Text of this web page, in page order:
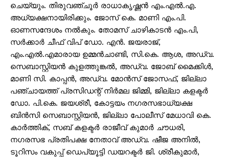
ചെയ്യും. തിരുവഞ്ചൂർ രാധാകൃഷ്ണൻ എം.എൽ.എ.
അധ്യക്ഷനായിരിക്കും. ജോസ് കെ. മാണി എം.പി.
ഓണസന്ദേശം നൽകും. തോമസ് ചാഴികാടൻ എം.പി,
സർക്കാർ ചീഫ് വിപ് ഡോ. എൻ. ജയരാജ്,
എം.എൽ.എമാരായ ഉമ്മൻചാണ്ടി, സി.കെ. ആശ, അഡ്വ.
സെബാസ്റ്റിയൻ കുളത്തുങ്കൽ, അഡ്വ. ജോബ് മൈക്കിൾ,
മാണി സി. കാപ്പൻ, അഡ്വ. മോൻസ് ജോസഫ്, ജില്ലാ
പഞ്ചായത്ത് പ്രസിഡന്റ് നിർമല ജിമ്മി, ജില്ലാ കളക്ടർ
ഡോ. പി.കെ. ജയശ്രീ, കോട്ടയം നഗരസഭാധ്യക്ഷ
ബിൻസി സെബാസ്റ്റിയൻ, ജില്ലാ പോലീസ് മേധാവി കെ.
കാർത്തിക്, സബ് കളക്ടർ രാജീവ് കുമാർ ചൗധരി,
നഗരസഭ പ്രതിപക്ഷ നേതാവ് അഡ്വ. ഷീജ അനിൽ,
ടൂറിസം വകുപ്പ് ഡെപ്യൂട്ടി ഡയറക്ടർ ജി. ശ്രീകുമാർ,